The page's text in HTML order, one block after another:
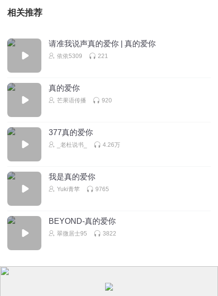
相关推荐
请准我说声真的爱你 | 真的爱你
依依5309 221
真的爱你
芒果语传播 920
377真的爱你
_老杜说书_ 4.26万
我是真的爱你
Yuki青苹 9765
BEYOND-真的爱你
翠微居士95 3822